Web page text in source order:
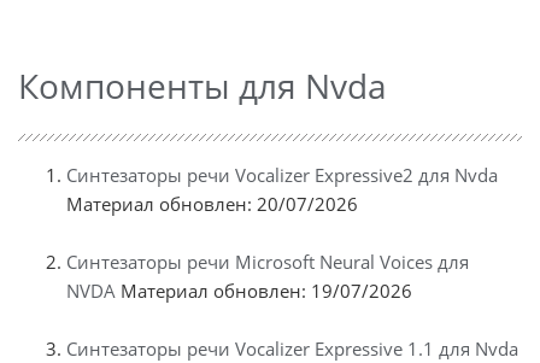
Компоненты для Nvda
Синтезаторы речи Vocalizer Expressive2 для Nvda
Материал обновлен: 20/07/2026
Синтезаторы речи Microsoft Neural Voices для
NVDA Материал обновлен: 19/07/2026
Синтезаторы речи Vocalizer Expressive 1.1 для Nvda